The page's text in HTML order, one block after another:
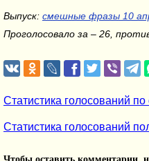
Выпуск: смешные фразы 10
Проголосовало за – 26,
Статистика голосований по
Статистика голосований